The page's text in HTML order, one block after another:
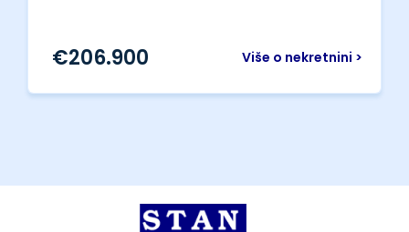
Više o nekretnini >
€206.900